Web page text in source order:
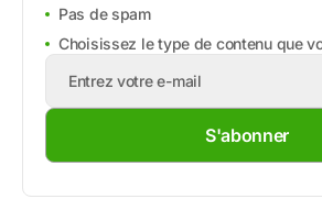
Pas de spam
Choisissez le type de contenu que
S'abonner